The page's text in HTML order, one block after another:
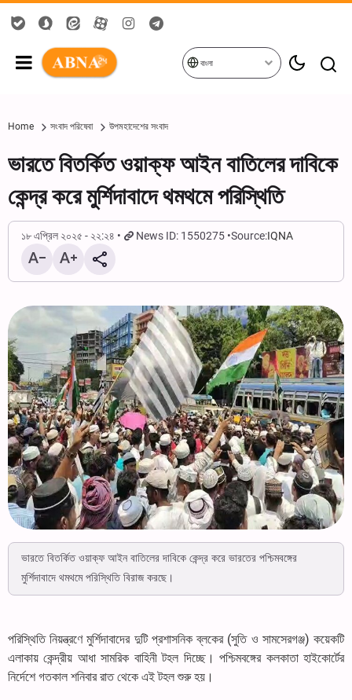
বাংলা
Home সংবাদ পরিষেবা উপমহাদেশের সংবাদ
ভারতে বিতর্কিত ওয়াক্‌ফ আইন বাতিলের দাবিকে
কেন্দ্র করে মুর্শিদাবাদে থমথমে পরিস্থিতি
১৮ এপ্রিল ২০২৫ - ২২:২৪ News ID: 1550275 Source:IQNA
ভারতে বিতর্কিত ওয়াক্‌ফ আইন বাতিলের দাবিকে কেন্দ্র করে ভারতের পশ্চিমবঙ্গের
মুর্শিদাবাদে থমথমে পরিস্থিতি বিরাজ করছে।
পরিস্থিতি নিয়ন্ত্রণে মুর্শিদাবাদের দুটি প্রশাসনিক ব্লকের (সুতি ও সামসেরগঞ্জ) কয়েকটি
এলাকায় কেন্দ্রীয় আধা সামরিক বাহিনী টহল দিচ্ছে। পশ্চিমবঙ্গের কলকাতা হাইকোর্টের
নির্দেশে গতকাল শনিবার রাত থেকে এই টহল শুরু হয়।